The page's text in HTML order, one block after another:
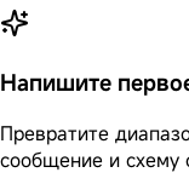
Напишите
Превратите
сообщение и схему